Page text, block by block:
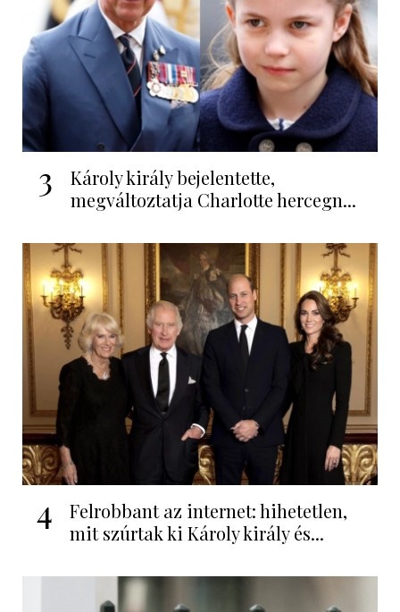
3
Károly király bejelentette,
megváltoztatja Charlotte hercegn...
4
Felrobbant az internet: hihetetlen,
mit szúrtak ki Károly király és...